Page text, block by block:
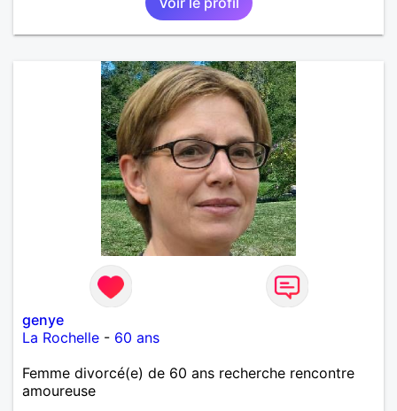
genye
La Rochelle - 60 ans
Femme divorcé(e) de 60 ans recherche rencontre
amoureuse